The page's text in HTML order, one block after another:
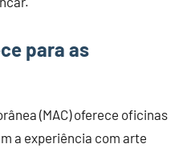
para as
(MAC) oferece oficinas
a experiência com arte